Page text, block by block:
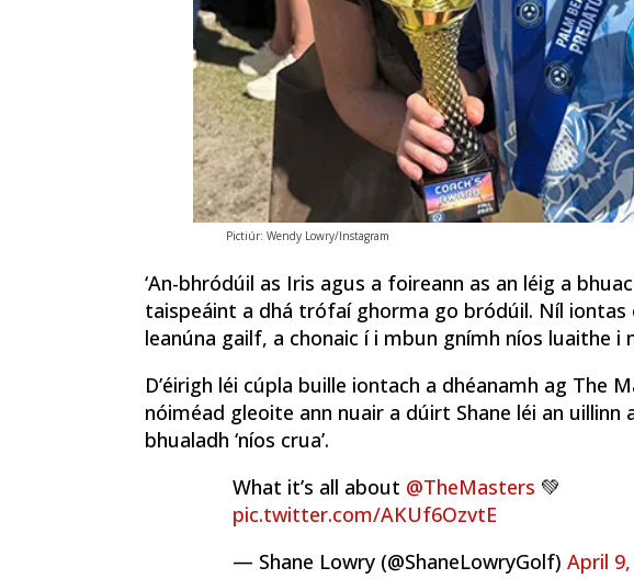
Pictiúr: Wendy Lowry/Instagram
‘An-bhródúil as Iris agus a foireann as an léig a
taispeáint a dhá trófaí ghorma go bródúil. Níl
leanúna gailf, a chonaic í i mbun gnímh níos luaithe i
D’éirigh léi cúpla buille iontach a dhéanamh ag The
nóiméad gleoite ann nuair a dúirt Shane léi an uillinn
bhualadh ‘níos crua’.
What it’s all about @TheMasters 💚
pic.twitter.com/AKUf6OzvtE
— Shane Lowry (@ShaneLowryGolf) April